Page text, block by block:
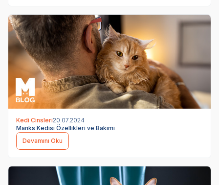
Kedi Cinsleri20.07.2024
Manks Kedisi Özellikleri ve Bakımı
Devamını Oku